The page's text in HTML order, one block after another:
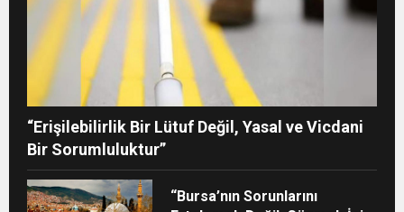
“Erişilebilirlik Bir Lütuf Değil, Yasal ve Vicdani
Bir Sorumluluktur”
“Bursa’nın Sorunlarını